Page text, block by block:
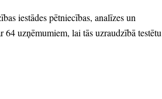
iestādes pētniecības, analīzes un
64 uzņēmumiem, lai tās uzraudzībā testētu